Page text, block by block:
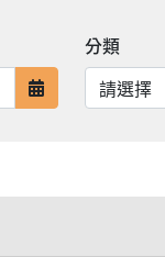
日期範圍結束
分類